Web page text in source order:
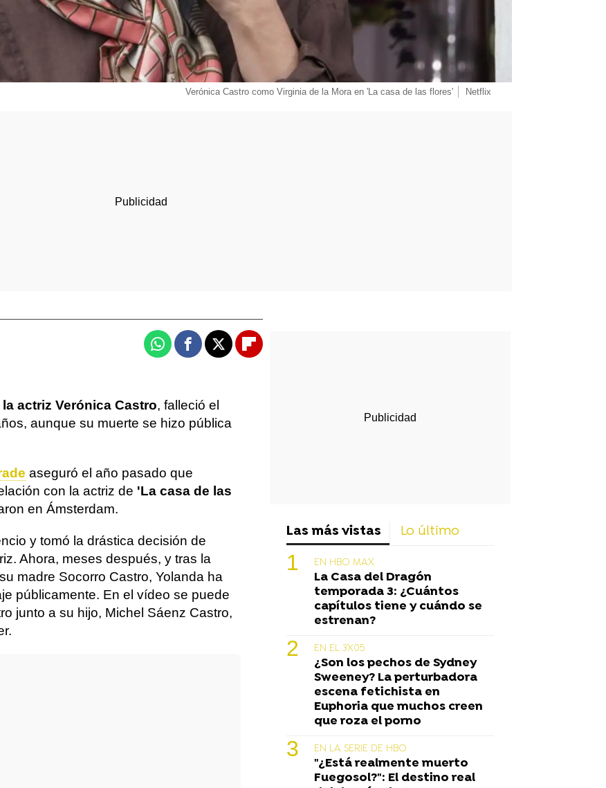
Verónica Castro como Virginia de la Mora en 'La casa de las flores' Netflix
WhatsappFacebook
X Flipboard
actriz Verónica Castro, falleció el
aunque su muerte se hizo pública
aseguró el año pasado que
con la actriz de 'La casa de las
en Ámsterdam.
y tomó la drástica decisión de
Ahora, meses después, y tras la
madre Socorro Castro, Yolanda ha
públicamente. En el vídeo se puede
junto a su hijo, Michel Sáenz Castro,
Las más vistas Lo último
EN HBO MAX
La Casa del Dragón
temporada 3: ¿Cuántos
capítulos tiene y cuándo se
estrenan?
EN EL 3X05
¿Son los pechos de Sydney
Sweeney? La perturbadora
escena fetichista en
Euphoria que muchos creen
que roza el porno
EN LA SERIE DE HBO
"¿Está realmente muerto
Fuegosol?": El destino real